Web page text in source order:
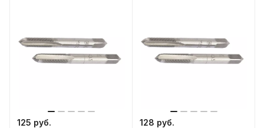
125 руб.
128 руб.